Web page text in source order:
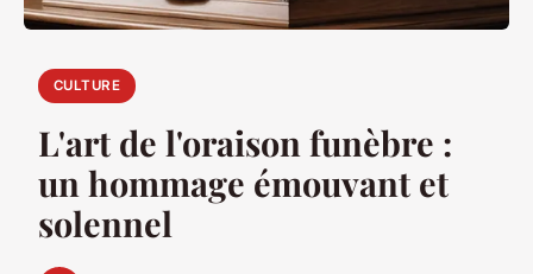
CULTURE
L'art de l'oraison funèbre :
un hommage émouvant et
solennel